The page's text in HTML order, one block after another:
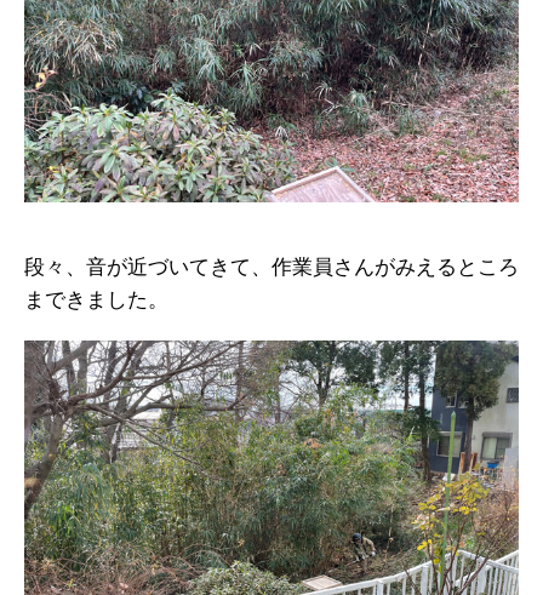
段々、音が近づいてきて、作業員さんがみえるところ
まできました。